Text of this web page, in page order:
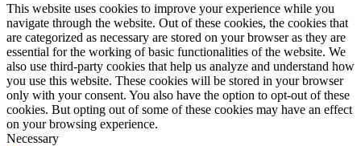
This website uses cookies to improve your experience while you
navigate through the website. Out of these cookies, the cookies that
are categorized as necessary are stored on your browser as they are
essential for the working of basic functionalities of the website. We
also use third-party cookies that help us analyze and understand how
you use this website. These cookies will be stored in your browser
only with your consent. You also have the option to opt-out of these
cookies. But opting out of some of these cookies may have an effect
on your browsing experience.
Necessary